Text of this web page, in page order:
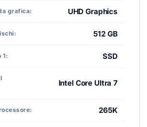
grafica: UHD Graphics
512 GB
1: SSD
Intel Core Ultra 7
265K